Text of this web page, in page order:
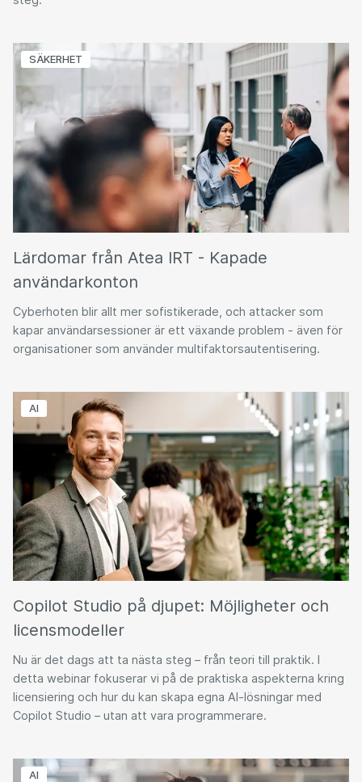
SÄKERHET
Lärdomar från Atea IRT - Kapade
användarkonton
Cyberhoten blir allt mer sofistikerade, och attacker som
kapar användarsessioner är ett växande problem - även för
organisationer som använder multifaktorsautentisering.
AI
Copilot Studio på djupet: Möjligheter och
licensmodeller
Nu är det dags att ta nästa steg – från teori till praktik. I
detta webinar fokuserar vi på de praktiska aspekterna kring
licensiering och hur du kan skapa egna AI-lösningar med
Copilot Studio – utan att vara programmerare.
AI